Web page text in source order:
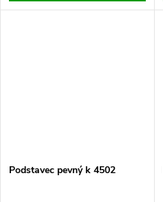
Podstavec pevný k 4502